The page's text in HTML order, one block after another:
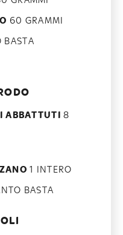
60 GRAMMI
BASTA
ABBATTUTI 8
1 INTERO
BASTA